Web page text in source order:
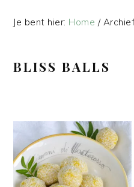
Je bent hier: Home /
BLISS BALLS